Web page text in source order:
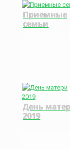
Приемные
семьи
День
2019